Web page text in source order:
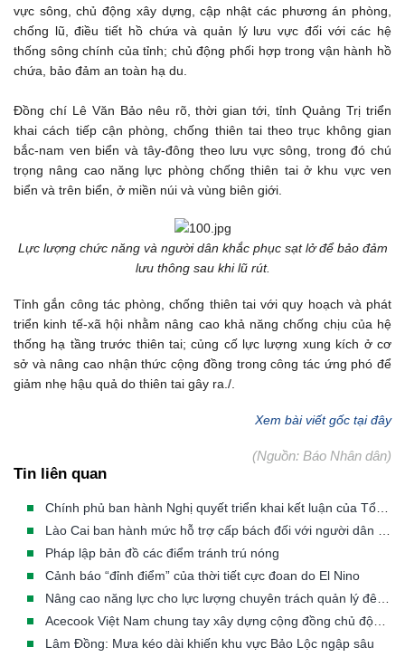
vực sông, chủ động xây dựng, cập nhật các phương án phòng,
chống lũ, điều tiết hồ chứa và quản lý lưu vực đối với các hệ
thống sông chính của tỉnh; chủ động phối hợp trong vận hành hồ
chứa, bảo đảm an toàn hạ du.
Đồng chí Lê Văn Bảo nêu rõ, thời gian tới, tỉnh Quảng Trị triển
khai cách tiếp cận phòng, chống thiên tai theo trục không gian
bắc-nam ven biển và tây-đông theo lưu vực sông, trong đó chú
trọng nâng cao năng lực phòng chống thiên tai ở khu vực ven
biển và trên biển, ở miền núi và vùng biên giới.
Lực lượng chức năng và người dân khắc phục sạt lở để bảo đảm
lưu thông sau khi lũ rút.
Tỉnh gắn công tác phòng, chống thiên tai với quy hoạch và phát
triển kinh tế-xã hội nhằm nâng cao khả năng chống chịu của hệ
thống hạ tầng trước thiên tai; củng cố lực lượng xung kích ở cơ
sở và nâng cao nhận thức cộng đồng trong công tác ứng phó để
giảm nhẹ hậu quả do thiên tai gây ra./.
Xem bài viết gốc tại đây
(Nguồn: Báo Nhân dân)
Tin liên quan
Pháp lập bản đồ các điểm tránh trú nóng
Cảnh báo “đỉnh điểm” của thời tiết cực đoan do El Nino
Lâm Đồng: Mưa kéo dài khiến khu vực Bảo Lộc ngập sâu